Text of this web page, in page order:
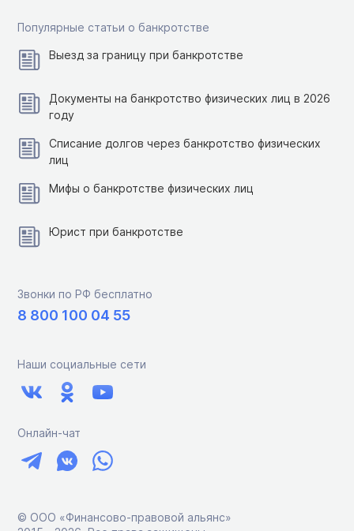
Популярные статьи о банкротстве
Выезд за границу при банкротстве
Документы на банкротство физических лиц в 2026
году
Списание долгов через банкротство физических
лиц
Мифы о банкротстве физических лиц
Юрист при банкротстве
Звонки по РФ бесплатно
8 800 100 04 55
Наши социальные сети
Онлайн-чат
© ООО «Финансово-правовой альянс»